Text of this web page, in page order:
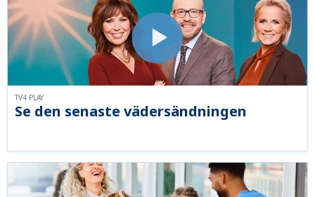
Se den senaste vädersändningen
TV4 PLAY